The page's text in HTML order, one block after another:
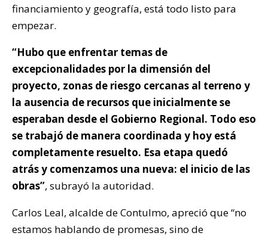
financiamiento y geografía, está todo listo para
empezar.
“Hubo que enfrentar temas de
excepcionalidades por la dimensión del
proyecto, zonas de riesgo cercanas al terreno y
la ausencia de recursos que inicialmente se
esperaban desde el Gobierno Regional. Todo eso
se trabajó de manera coordinada y hoy está
completamente resuelto. Esa etapa quedó
atrás y comenzamos una nueva: el inicio de las
obras”, subrayó la autoridad.
Carlos Leal, alcalde de Contulmo, apreció que “no
estamos hablando de promesas, sino de